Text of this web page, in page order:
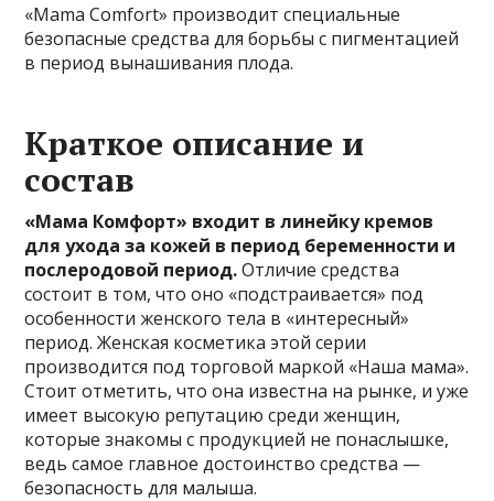
«Mama Comfort» производит специальные
безопасные средства для борьбы с пигментацией
в период вынашивания плода.
Краткое описание и
состав
«Мама Комфорт» входит в линейку кремов
для ухода за кожей в период беременности и
послеродовой период.Отличие средства
состоит в том, что оно «подстраивается» под
особенности женского тела в «интересный»
период. Женская косметика этой серии
производится под торговой маркой «Наша мама».
Стоит отметить, что она известна на рынке, и уже
имеет высокую репутацию среди женщин,
которые знакомы с продукцией не понаслышке,
ведь самое главное достоинство средства —
безопасность для малыша.